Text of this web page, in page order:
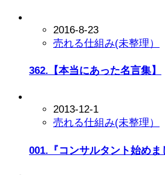
2016-8-23
売れる仕組み(未整理）
362.【本当にあった名言集】
2013-12-1
売れる仕組み(未整理）
001.『コンサルタント始めま